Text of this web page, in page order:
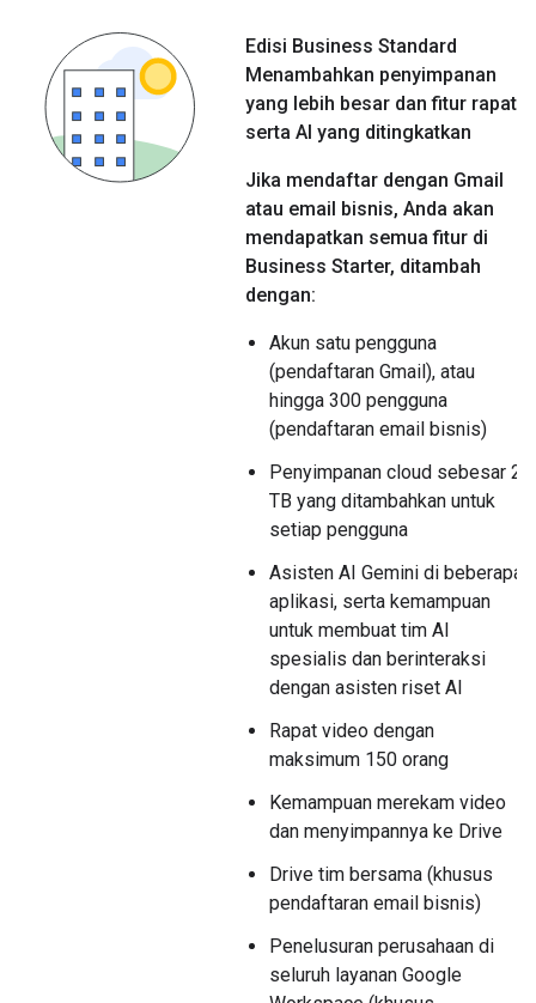
Edisi Business Standard
Menambahkan penyimpanan
yang lebih besar dan fitur rapat
serta AI yang ditingkatkan
Jika mendaftar dengan Gmail
atau email bisnis, Anda akan
mendapatkan semua fitur di
Business Starter, ditambah
dengan:
Akun satu pengguna
(pendaftaran Gmail), atau
hingga 300 pengguna
(pendaftaran email bisnis)
Penyimpanan cloud sebesar 2
TB yang ditambahkan untuk
setiap pengguna
Asisten AI Gemini di beberapa
aplikasi, serta kemampuan
untuk membuat tim AI
spesialis dan berinteraksi
dengan asisten riset AI
Rapat video dengan
maksimum 150 orang
Kemampuan merekam video
dan menyimpannya ke Drive
Drive tim bersama (khusus
pendaftaran email bisnis)
Penelusuran perusahaan di
seluruh layanan Google